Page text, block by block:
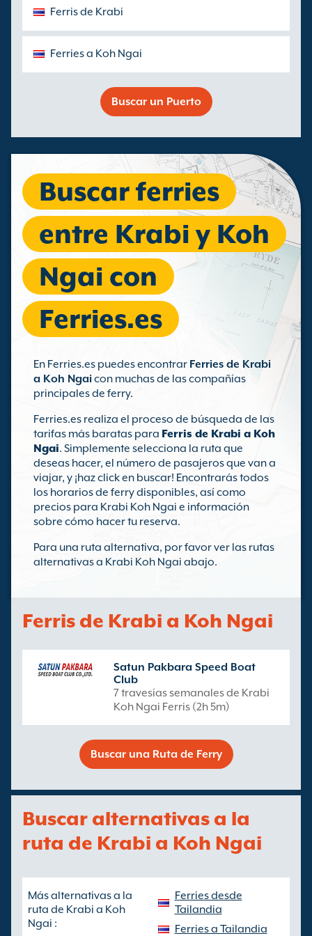
Ferris de Krabi
Ferries a Koh Ngai
Buscar un Puerto
Buscar ferries
entre Krabi y Koh
Ngai con
Ferries.es
En Ferries.es puedes encontrar Ferries de Krabi
a Koh Ngaicon muchas de las compañías
principales de ferry.
Ferries.es realiza el proceso de búsqueda de las
tarifas más baratas para Ferris de Krabi a Koh
Ngai. Simplemente selecciona la ruta que
deseas hacer, el número de pasajeros que van a
viajar, y ¡haz click en buscar! Encontrarás todos
los horarios de ferry disponibles, así como
precios para Krabi Koh Ngai e información
sobre cómo hacer tu reserva.
Para una ruta alternativa, por favor ver las rutas
alternativas a Krabi Koh Ngai abajo.
Ferris de Krabi a Koh Ngai
Satun Pakbara Speed Boat
Club
7 travesías semanales de Krabi
Koh Ngai Ferris (2h 5m)
Buscar una Ruta de Ferry
Buscar alternativas a la
ruta de Krabi a Koh Ngai
Más alternativas a la
ruta de Krabi a Koh
Ngai :
Ferries desde
Tailandia
Ferries a Tailandia